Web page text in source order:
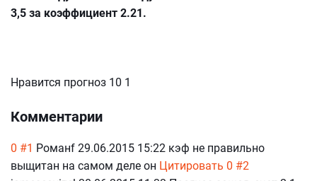
3,5 за коэффициент 2.21.
Нравится прогноз 10 1
Комментарии
0 #1 Романf 29.06.2015 15:22 кэф не правильно
выщитан на самом деле он Цитировать 0 #2